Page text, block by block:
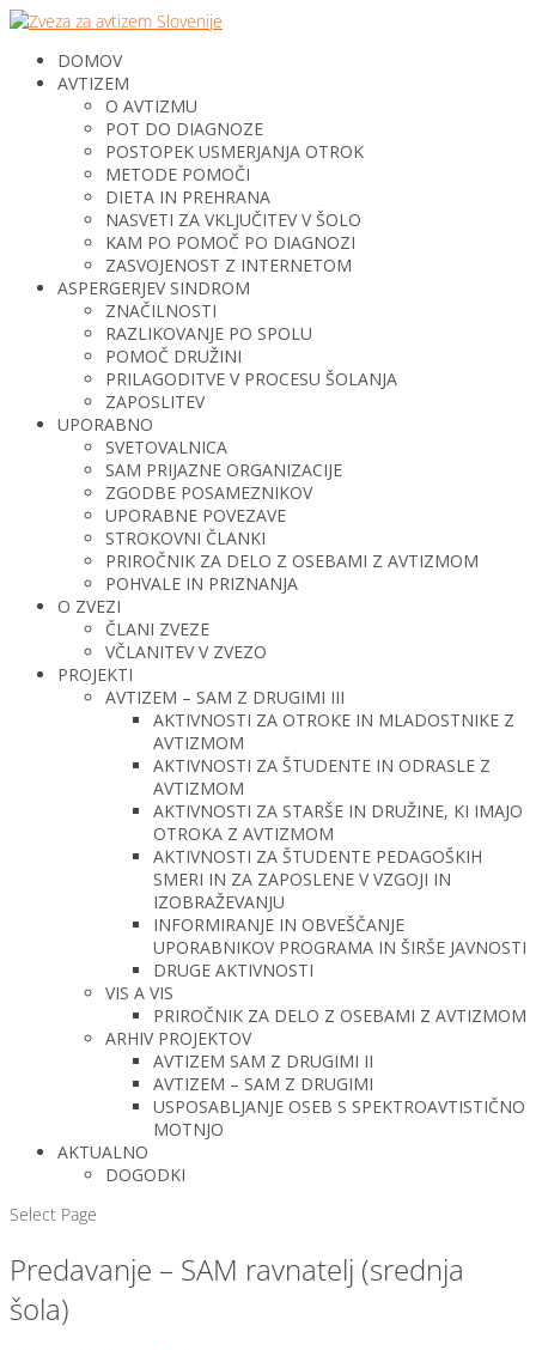
DOMOV
AVTIZEM
O AVTIZMU
POT DO DIAGNOZE
POSTOPEK USMERJANJA OTROK
METODE POMOČI
DIETA IN PREHRANA
NASVETI ZA VKLJUČITEV V ŠOLO
KAM PO POMOČ PO DIAGNOZI
ZASVOJENOST Z INTERNETOM
ASPERGERJEV SINDROM
ZNAČILNOSTI
RAZLIKOVANJE PO SPOLU
POMOČ DRUŽINI
PRILAGODITVE V PROCESU ŠOLANJA
ZAPOSLITEV
UPORABNO
SVETOVALNICA
SAM PRIJAZNE ORGANIZACIJE
ZGODBE POSAMEZNIKOV
UPORABNE POVEZAVE
STROKOVNI ČLANKI
PRIROČNIK ZA DELO Z OSEBAMI Z AVTIZMOM
POHVALE IN PRIZNANJA
O ZVEZI
ČLANI ZVEZE
VČLANITEV V ZVEZO
PROJEKTI
AVTIZEM – SAM Z DRUGIMI III
AKTIVNOSTI ZA OTROKE IN MLADOSTNIKE Z
AVTIZMOM
AKTIVNOSTI ZA ŠTUDENTE IN ODRASLE Z
AVTIZMOM
AKTIVNOSTI ZA STARŠE IN DRUŽINE, KI IMAJO
OTROKA Z AVTIZMOM
AKTIVNOSTI ZA ŠTUDENTE PEDAGOŠKIH
SMERI IN ZA ZAPOSLENE V VZGOJI IN
IZOBRAŽEVANJU
INFORMIRANJE IN OBVEŠČANJE
UPORABNIKOV PROGRAMA IN ŠIRŠE JAVNOSTI
DRUGE AKTIVNOSTI
VIS A VIS
PRIROČNIK ZA DELO Z OSEBAMI Z AVTIZMOM
ARHIV PROJEKTOV
AVTIZEM SAM Z DRUGIMI II
AVTIZEM – SAM Z DRUGIMI
USPOSABLJANJE OSEB S SPEKTROAVTISTIČNO
MOTNJO
AKTUALNO
DOGODKI
Select Page
Predavanje – SAM ravnatelj (srednja
šola)